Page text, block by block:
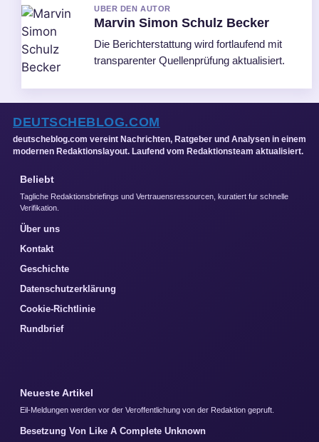
UBER DEN AUTOR
Marvin Simon Schulz Becker
Die Berichterstattung wird fortlaufend mit
transparenter Quellenprüfung aktualisiert.
DEUTSCHEBLOG.COM
deutscheblog.com vereint Nachrichten, Ratgeber und Analysen in einem
modernen Redaktionslayout. Laufend vom Redaktionsteam aktualisiert.
Beliebt
Tagliche Redaktionsbriefings und Vertrauensressourcen, kuratiert fur schnelle
Verifikation.
Über uns
Kontakt
Geschichte
Datenschutzerklärung
Cookie-Richtlinie
Rundbrief
Neueste Artikel
Eil-Meldungen werden vor der Veroffentlichung von der Redaktion gepruft.
Besetzung Von Like A Complete Unknown